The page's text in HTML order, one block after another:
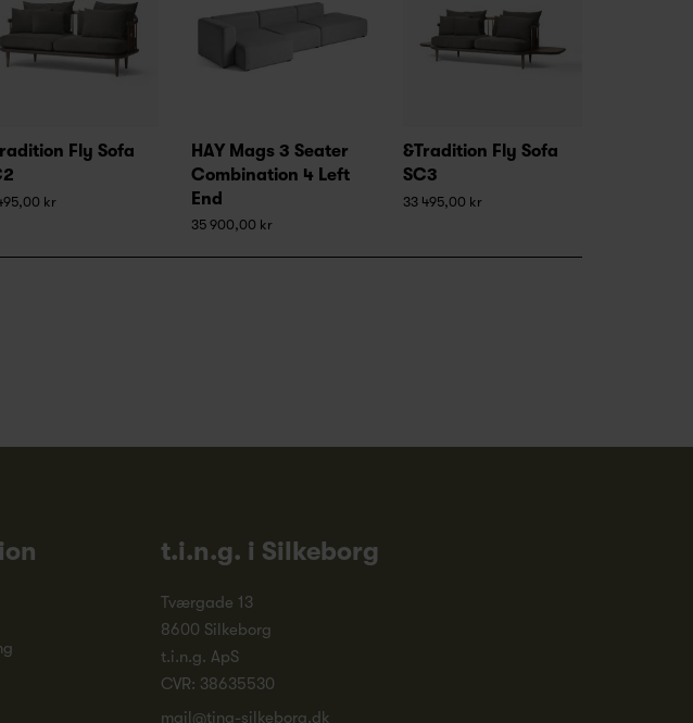
Fly Sofa
kr
HAY Mags 3 Seater
Combination 4 Left
End
35 900,00 kr
&Tradition Fly Sofa
SC3
33 495,00 kr
t.i.n.g. i Silkeborg
Tværgade 13
8600 Silkeborg
t.i.n.g. ApS
CVR: 38635530
mail@ting-silkeborg.dk